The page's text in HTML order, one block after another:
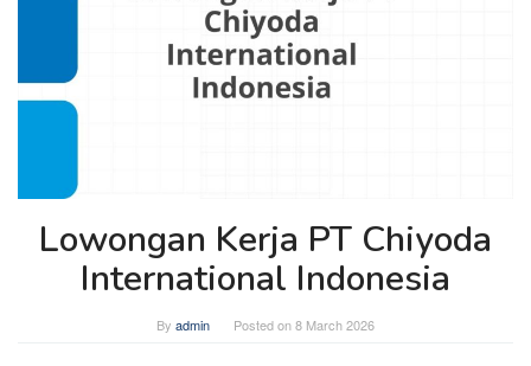
Lowongan Kerja PT Chiyoda
International Indonesia
By admin Posted on8 March 2026